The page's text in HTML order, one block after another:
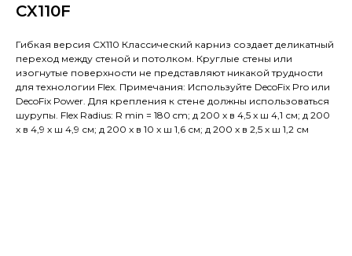
CX110F
Гибкая версия CX110 Классический карниз создает деликатный
переход между стеной и потолком. Круглые стены или
изогнутые поверхности не представляют никакой трудности
для технологии Flex. Примечания: Используйте DecoFix Pro или
DecoFix Power. Для крепления к стене должны использоваться
шурупы. Flex Radius: R min = 180 cm; д 200 x в 4,5 x ш 4,1 см; д 200
x в 4,9 x ш 4,9 см; д 200 x в 10 x ш 1,6 см; д 200 x в 2,5 x ш 1,2 см